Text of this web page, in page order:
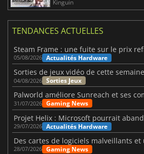
Kinguin
TENDANCES ACTUELLES
05/08/2026 Actualités Hardware
04/08/2026 Sorties Jeux
Palworld améliore Sunreach et ses
31/07/2026 Gaming News
Projet Helix : Microsoft pourrait
29/07/2026 Actualités Hardware
28/07/2026 Gaming News